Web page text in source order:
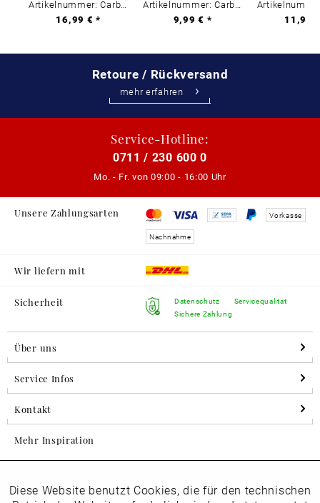
16,99 € *
9,99 € *
11,99
Retoure / Rückversand
mehr erfahren
Service-Hotline:
0711 / 230 600 0
Mo. - Fr. von 09:00 - 16:00 Uhr
Unsere Zahlungsarten Vorkasse
Nachnahme
Wir liefern mit
Sicherheit
Datenschutz
Sichere Zahlung
Servicequalität
Über uns
Service Infos
Kontakt
Mehr Inspiration
Folgen Sie uns auf Instagram
Funktionale Aktiv
Diese Website benutzt Cookies, die für den technischen